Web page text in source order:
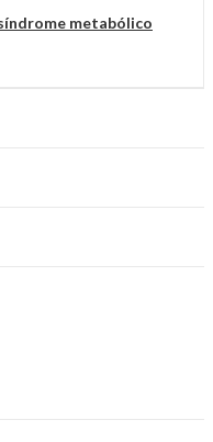
metabólico